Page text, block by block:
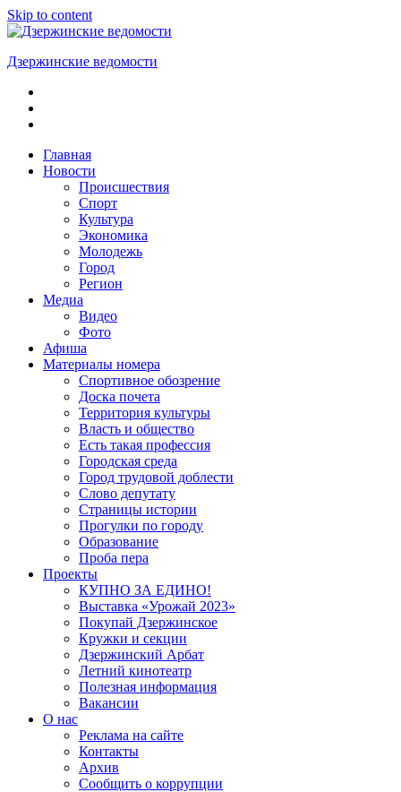
Skip to content
Дзержинские ведомости
ОБЩЕСТВЕННО-
ПОЛИТИЧЕСКАЯ
ГАЗЕТАГлавная
Новости
Происшествия
Спорт
Культура
Экономика
Молодежь
Город
Регион
Медиа
Видео
Фото
Афиша
Материалы номера
Спортивное обозрение
Доска почета
Территория культуры
Власть и общество
Есть такая профессия
Городская среда
Город трудовой доблести
Слово депутату
Страницы истории
Прогулки по городу
Образование
Проба пера
Проекты
КУПНО ЗА ЕДИНО!
Выставка «Урожай 2023»
Покупай Дзержинское
Кружки и секции
Дзержинский Арбат
Летний кинотеатр
Полезная информация
Вакансии
О нас
Реклама на сайте
Контакты
Архив
Сообщить о коррупции